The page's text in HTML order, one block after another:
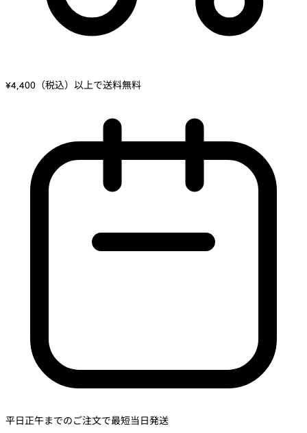
¥4,400（税込）以上で送料無料
平日正午までのご注文で最短当日発送